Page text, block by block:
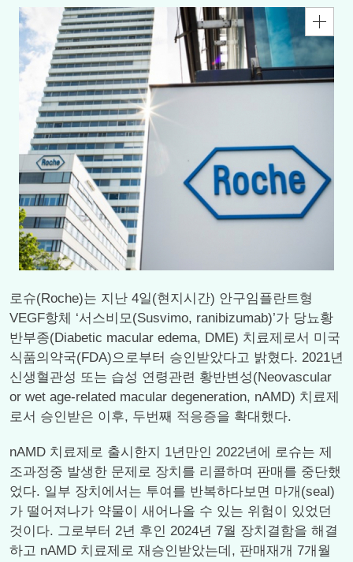
로슈(Roche)는 지난 4일(현지시간) 안구임플란트형
VEGF항체 ‘서스비모(Susvimo, ranibizumab)’가 당뇨황
반부종(Diabetic macular edema, DME) 치료제로서 미국
식품의약국(FDA)으로부터 승인받았다고 밝혔다. 2021년
신생혈관성 또는 습성 연령관련 황반변성(Neovascular
or wet age-related macular degeneration, nAMD) 치료제
로서 승인받은 이후, 두번째 적응증을 확대했다.
nAMD 치료제로 출시한지 1년만인 2022년에 로슈는 제
조과정중 발생한 문제로 장치를 리콜하며 판매를 중단했
었다. 일부 장치에서는 투여를 반복하다보면 마개(seal)
가 떨어져나가 약물이 새어나올 수 있는 위험이 있었던
것이다. 그로부터 2년 후인 2024년 7월 장치결함을 해결
하고 nAMD 치료제로 재승인받았는데, 판매재개 7개월